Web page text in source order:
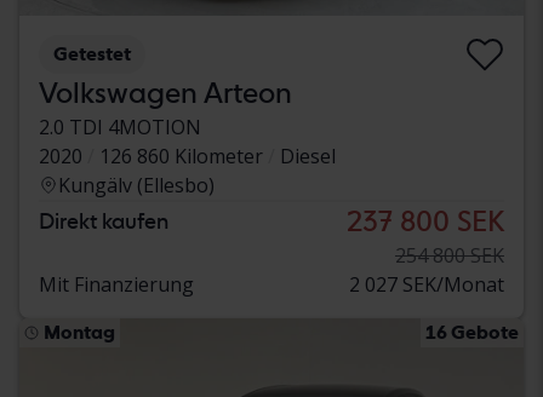
Getestet
Volkswagen Arteon
2.0 TDI 4MOTION
2020
126 860 Kilometer
Diesel
Kungälv (Ellesbo)
Direkt kaufen 237 800 SEK
254 800 SEK
Mit Finanzierung
2 027 SEK/Monat
Montag 16 Gebote